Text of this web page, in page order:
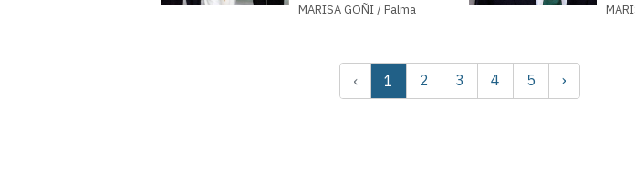
MARISA GOÑI / Palma
‹ 1 2 3 4 5 ›